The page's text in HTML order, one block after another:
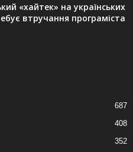
«хайтек» на українських
втручання програміста
687
408
352